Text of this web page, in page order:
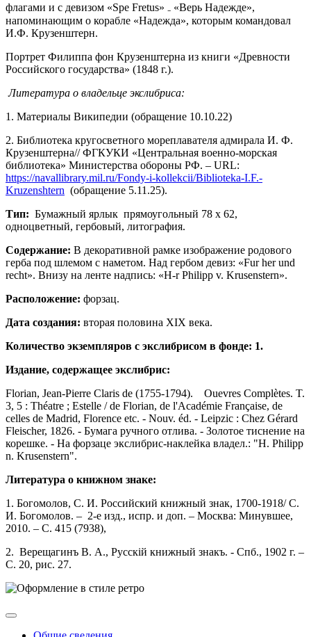
флагами и с девизом «Spe Fretus» ₋ «Верь Надежде»,
напоминающим о корабле «Надежда», которым командовал
И.Ф. Крузенштерн.
Портрет Филиппа фон Крузенштерна из книги «Древности
Российского государства» (1848 г.).
Литература о владельце экслибриса:
1. Материалы Википедии (обращение 10.10.22)
2. Библиотека кругосветного мореплавателя адмирала И. Ф.
Крузенштерна// ФГКУКИ «Центральная военно-морская
библиотека» Министерства обороны РФ. – URL:
https://navallibrary.mil.ru/Fondy-i-kollekcii/Biblioteka-I.F.-
Kruzenshtern (обращение 5.11.25).
Тип: Бумажный ярлык прямоугольный 78 х 62,
одноцветный, гербовый, литография.
Содержание: В декоративной рамке изображение родового
герба под шлемом с наметом. Над гербом девиз: «Fur her und
recht». Внизу на ленте надпись: «H-r Philipp v. Krusenstern».
Расположение: форзац.
Дата создания: вторая половина XIX века.
Количество экземпляров с экслибрисом в фонде: 1.
Издание, содержащее экслибрис:
Florian, Jean-Pierre Claris de (1755-1794). Ouevres Complètes. T.
3, 5 : Théatre ; Estelle / de Florian, de l'Académie Française, de
celles de Madrid, Florence etc. - Nouv. éd. - Leipzic : Chez Gérard
Fleischer, 1826. - Бумага ручного отлива. - Золотое тиснение на
корешке. - На форзаце экслибрис-наклейка владел.: "H. Philipp
n. Krusenstern".
Литература о книжном знаке:
1. Богомолов, С. И. Российский книжный знак, 1700-1918/ С.
И. Богомолов. – 2-е изд., испр. и доп. – Москва: Минувшее,
2010. – С. 415 (7938),
2. Верещагинъ В. А., Русскій книжный знакъ. - Спб., 1902 г. –
С. 20, рис. 27.